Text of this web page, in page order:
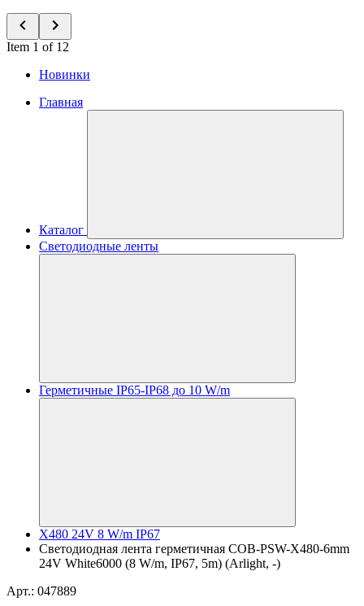
Item 1 of 12
Новинки
Главная
Каталог
Светодиодные ленты
Герметичные IP65-IP68 до 10 W/m
X480 24V 8 W/m IP67
Светодиодная лента герметичная COB-PSW-X480-6mm
24V White6000 (8 W/m, IP67, 5m) (Arlight, -)
Арт.: 047889